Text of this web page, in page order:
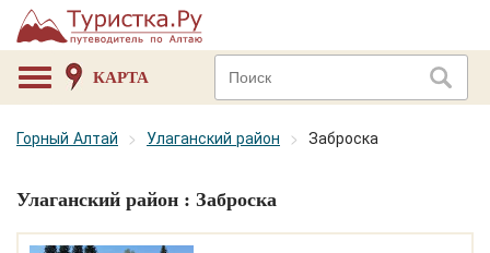
КАРТА
Горный Алтай Улаганский район Заброска
Улаганский район : Заброска